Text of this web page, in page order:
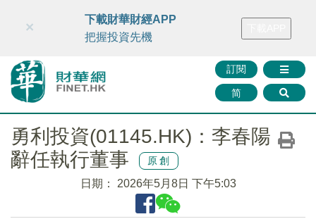
財華智庫網 FINTV FINMETA 財華證券 媒體矩陣
訂閱
简
×
下載財華財經APP
把握投資先機
勇利投資(01145.HK)：李春陽
辭任執行董事
原創
日期： 2026年5月8日 下午5:03